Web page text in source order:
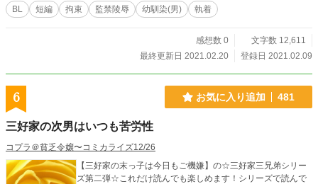
BL 短編 拘束 監禁陵辱 幼馴染(男) 執着
感想数 0
文字数 12,611
最終更新日 2021.02.20
登録日 2021.02.09
6 お気に入り追加 481
三好家の次男はいつも苦労性
コプラ＠貧乏令嬢〜コミカライズ12/26
【三好家の末っ子は今日もご機嫌】の☆三好家三兄弟シリー
ズ第二弾☆これだけ読んでも楽しめます！シリーズで読んで